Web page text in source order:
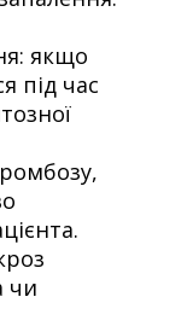
якщо
під час
чи